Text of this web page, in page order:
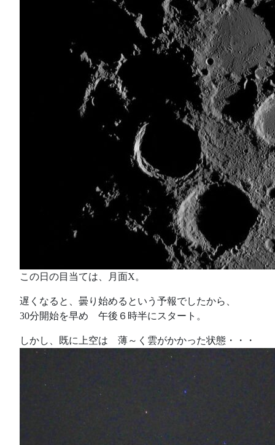
この日の目当ては、月面X。
遅くなると、曇り始めるという予報でしたから、
30分開始を早め 午後６時半にスタート。
しかし、既に上空は 薄～く雲がかかった状態・・・